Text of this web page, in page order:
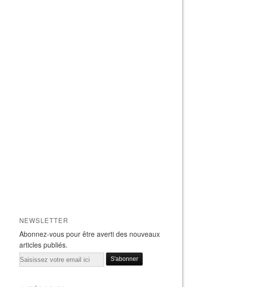
NEWSLETTER
Abonnez-vous pour être averti des nouveaux
articles publiés.
Email